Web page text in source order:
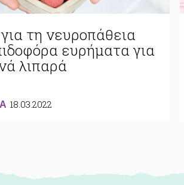
τη νευροπάθεια
ευρήματα για
λιπαρά
18.03.2022